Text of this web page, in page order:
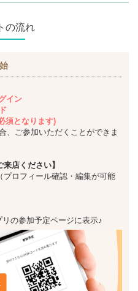
の流れ
イン
須となります)
ご参加いただくことができま
来店ください】
ロフィール確認・編集が可能
の参加予定ページに表示♪